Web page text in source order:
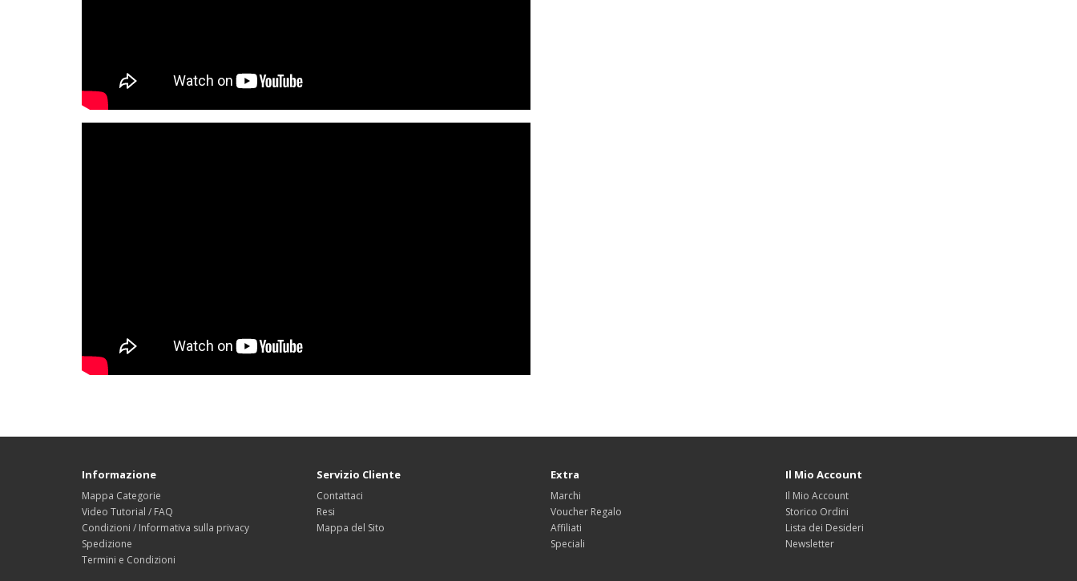
Informazione
Mappa Categorie
Video Tutorial / FAQ
Condizioni / Informativa sulla privacy
Spedizione
Termini e Condizioni
Servizio Cliente
Contattaci
Resi
Mappa del Sito
Extra
Marchi
Voucher Regalo
Affiliati
Speciali
Il Mio Account
Il Mio Account
Storico Ordini
Lista dei Desideri
Newsletter